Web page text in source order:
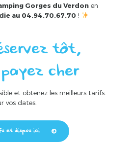
Gorges du Verdon en
au 04.94.70.67.70 !
tôt,
payez cher
et obtenez les meilleurs tarifs.
vos dates.
et dispos ici